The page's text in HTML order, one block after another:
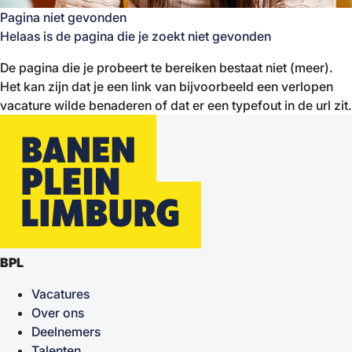
Pagina niet gevonden
Helaas is de pagina die je zoekt niet gevonden
De pagina die je probeert te bereiken bestaat niet (meer).
Het kan zijn dat je een link van bijvoorbeeld een verlopen
vacature wilde benaderen of dat er een typefout in de url zit.
BPL
Vacatures
Over ons
Deelnemers